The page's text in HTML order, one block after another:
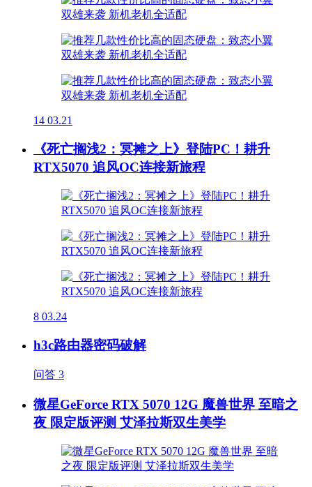
14 03.21
《死亡搁浅2：冥摊之上》登陆PC！耕升
RTX5070 追风OC连接新旅程
8 03.24
h3c路由器密码破解
问答 3
微星GeForce RTX 5070 12G 魔兽世界 至暗之
夜 限定版评测 艾泽拉斯双生美学